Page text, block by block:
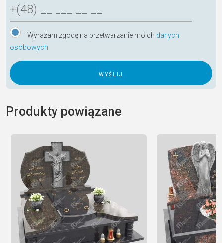
Wyrażam zgodę na przetwarzanie moich danych
osobowych
A
t
r
Produkty powiązane